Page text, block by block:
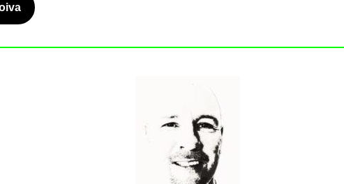
toi­seen pal­ve­luun